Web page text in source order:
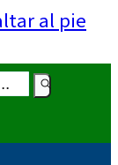
al pie